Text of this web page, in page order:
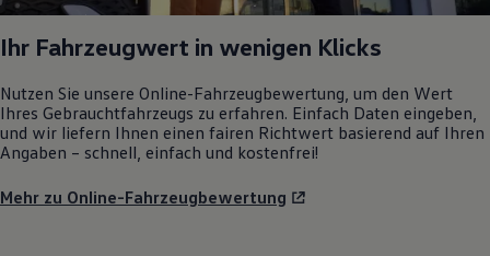
Ihr Fahrzeugwert in wenigen Klicks
Nutzen Sie unsere Online-Fahrzeugbewertung, um den Wert
Ihres Gebrauchtfahrzeugs zu erfahren. Einfach Daten eingeben,
und wir liefern Ihnen einen fairen Richtwert basierend auf Ihren
Angaben – schnell, einfach und kostenfrei!
Mehr zu Online-Fahrzeugbewertung